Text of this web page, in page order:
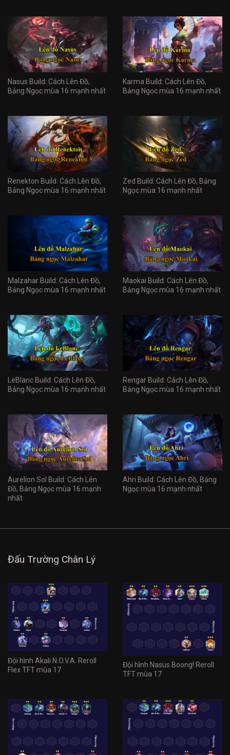
Nasus Build: Cách Lên Đồ,
Bảng Ngọc mùa 16 mạnh nhất
Karma Build: Cách Lên Đồ,
Bảng Ngọc mùa 16 mạnh nhất
Renekton Build: Cách Lên Đồ,
Bảng Ngọc mùa 16 mạnh nhất
Zed Build: Cách Lên Đồ, Bảng
Ngọc mùa 16 mạnh nhất
Malzahar Build: Cách Lên Đồ,
Bảng Ngọc mùa 16 mạnh nhất
Maokai Build: Cách Lên Đồ,
Bảng Ngọc mùa 16 mạnh nhất
LeBlanc Build: Cách Lên Đồ,
Bảng Ngọc mùa 16 mạnh nhất
Rengar Build: Cách Lên Đồ,
Bảng Ngọc mùa 16 mạnh nhất
Aurelion Sol Build: Cách Lên
Đồ, Bảng Ngọc mùa 16 mạnh
nhất
Ahri Build: Cách Lên Đồ, Bảng
Ngọc mùa 16 mạnh nhất
Đấu Trường Chân Lý
Đội hình Akali N.O.V.A. Reroll
Flex TFT mùa 17
Đội hình Nasus Boong! Reroll
TFT mùa 17